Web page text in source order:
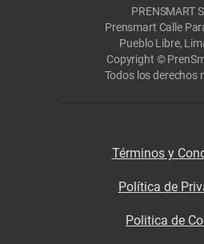
PRENSMART
Prensmart Calle
Pueblo Libre,
Copyright ©
Todos los derechos
Términos y
Política de
Politica de